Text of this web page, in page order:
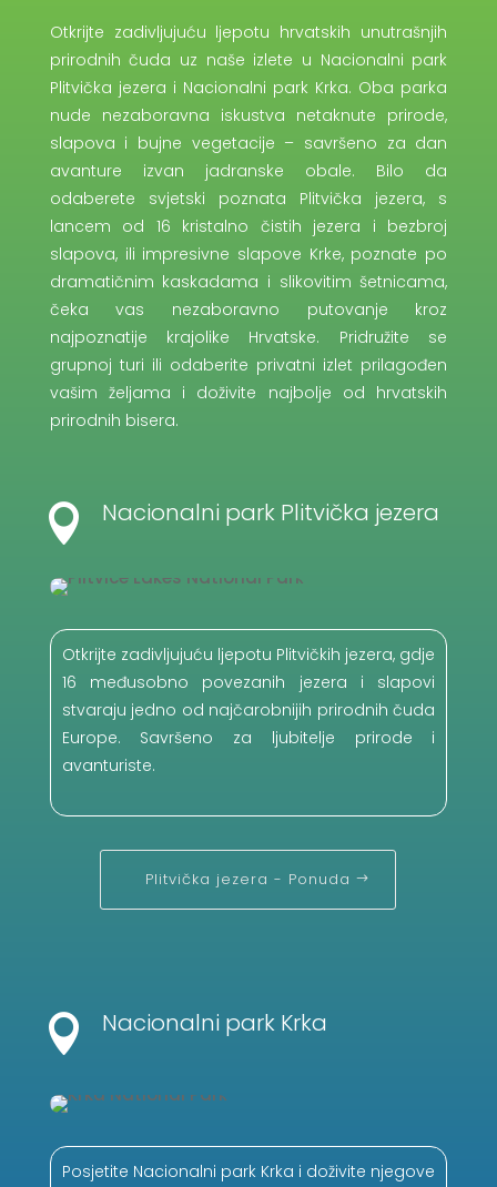
dana. Godišnje ima 5,8 dana olujnog vjetra,
najčešće u prosincu. Šutnja se javlja u 15,4%
slučajeva godišnje.
Otkrijte zadivljujuću ljepotu hrvatskih unutrašnjih
prirodnih čuda uz naše izlete u Nacionalni park
Plitvička jezera i Nacionalni park Krka. Oba parka
nude nezaboravna iskustva netaknute prirode,
slapova i bujne vegetacije – savršeno za dan
avanture izvan jadranske obale. Bilo da
odaberete svjetski poznata Plitvička jezera, s
lancem od 16 kristalno čistih jezera i bezbroj
slapova, ili impresivne slapove Krke, poznate po
dramatičnim kaskadama i slikovitim šetnicama,
čeka vas nezaboravno putovanje kroz
najpoznatije krajolike Hrvatske. Pridružite se
grupnoj turi ili odaberite privatni izlet prilagođen
vašim željama i doživite najbolje od hrvatskih
prirodnih bisera.
 Nacionalni park Plitvička jezera
Otkrijte zadivljujuću ljepotu Plitvičkih jezera, gdje
16 međusobno povezanih jezera i slapovi
stvaraju jedno od najčarobnijih prirodnih čuda
Europe. Savršeno za ljubitelje prirode i
avanturiste.
Plitvička jezera - Ponuda
 Nacionalni park Krka
Posjetite Nacionalni park Krka i doživite njegove